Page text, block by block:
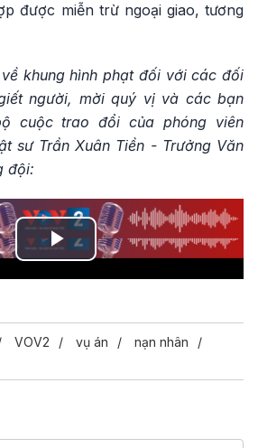
được miễn trừ ngoại giao, tương
khung hình phạt đối với các đối
người, mời quý vị và các bạn
cuộc trao đổi của phóng viên
sư Trần Xuân Tiền - Trưởng Văn
đội:
Play
VOV2 vụ án
nạn nhân